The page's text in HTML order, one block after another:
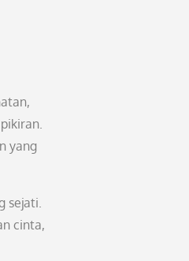
yang
sejati.
cinta,